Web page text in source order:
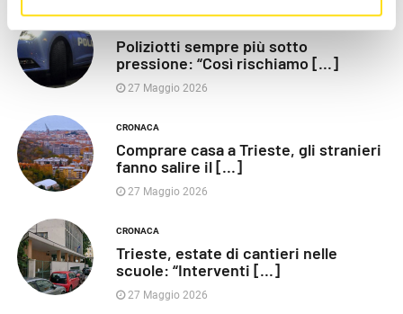
Poliziotti sempre più sotto
pressione: “Così rischiamo [...]
27 Maggio 2026
CRONACA
Comprare casa a Trieste, gli stranieri
fanno salire il [...]
27 Maggio 2026
CRONACA
Trieste, estate di cantieri nelle
scuole: “Interventi [...]
27 Maggio 2026